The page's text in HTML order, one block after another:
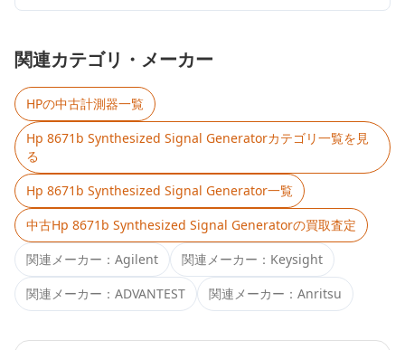
関連カテゴリ・メーカー
HPの中古計測器一覧
Hp 8671b Synthesized Signal Generatorカテゴリ一覧を見
る
Hp 8671b Synthesized Signal Generator一覧
中古Hp 8671b Synthesized Signal Generatorの買取査定
関連メーカー： Agilent 関連メーカー： Keysight
関連メーカー： ADVANTEST 関連メーカー： Anritsu